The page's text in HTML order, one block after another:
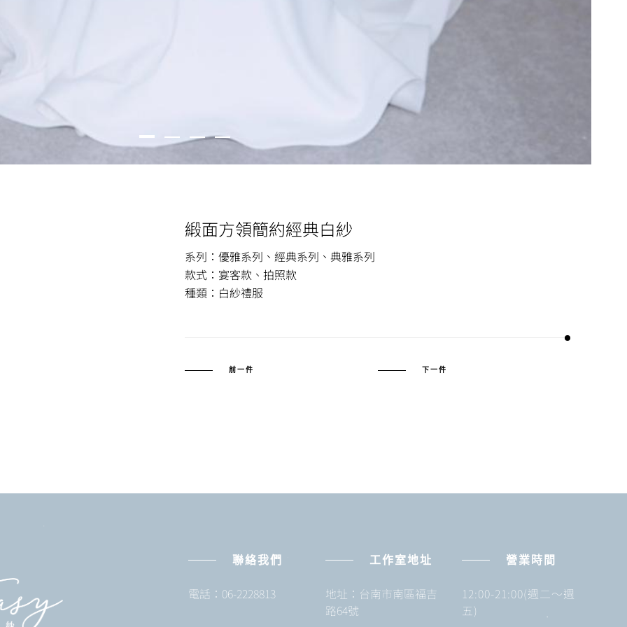
緞面方領簡約經典白紗
系列：優雅系列、經典系列、典雅系列
款式：宴客款、拍照款
種類：白紗禮服
前一件 下一件
聯絡我們
電話：06-2228813
工作室地址
地址：台南市南區福吉
路64號
營業時間
12:00-21:00(週二～週
五)